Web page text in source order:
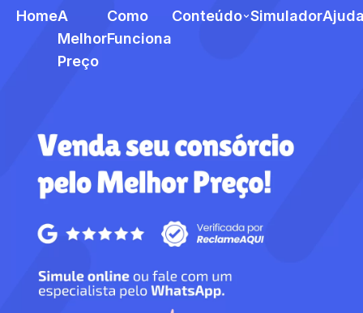
HomeA
Melhor
Preço
Como
Funciona
Conteúdo Simulador